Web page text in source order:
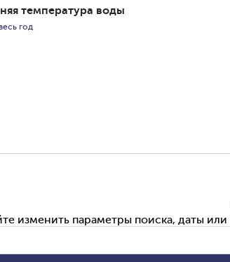
температура воды
год
изменить параметры поиска, даты